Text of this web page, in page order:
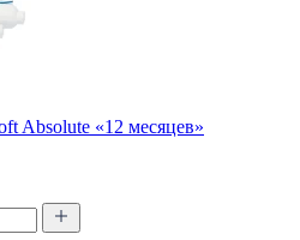
Absolute «12 месяцев»